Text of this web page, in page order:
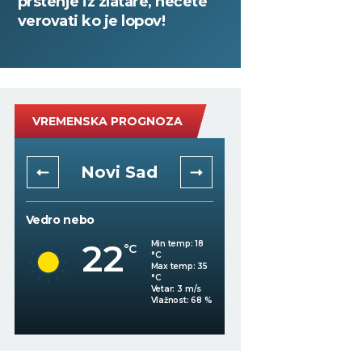
verovati ko je lopov!
VREMENSKA PROGNOZA
Novi Sad
Vedro nebo
22°C Min temp: 18
°C
Max temp: 35
°C
Vetar: 3 m/s
Vlažnost: 68 %